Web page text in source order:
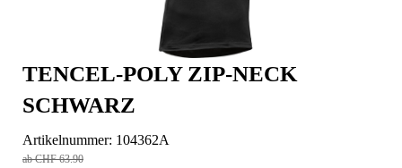
TENCEL-POLY ZIP-NECK
SCHWARZ
Artikelnummer: 104362A
abCHF63.90